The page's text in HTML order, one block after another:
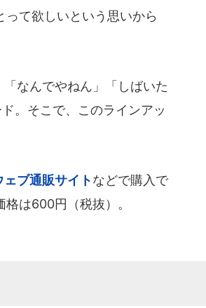
て欲しいという思いから
なんでやねん」「しばいた
。そこで、このラインアッ
ェブ通販サイトなどで購入で
は600円（税抜）。